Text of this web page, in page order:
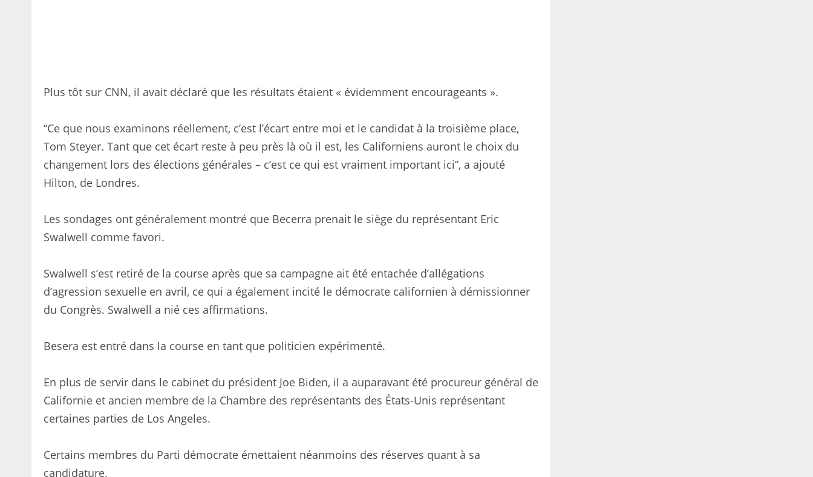
Plus tôt sur CNN, il avait déclaré que les résultats étaient « évidemment encourageants ».
“Ce que nous examinons réellement, c’est l’écart entre moi et le candidat à la troisième place,
Tom Steyer. Tant que cet écart reste à peu près là où il est, les Californiens auront le choix du
changement lors des élections générales – c’est ce qui est vraiment important ici”, a ajouté
Hilton, de Londres.
Les sondages ont généralement montré que Becerra prenait le siège du représentant Eric
Swalwell comme favori.
Swalwell s’est retiré de la course après que sa campagne ait été entachée d’allégations
d’agression sexuelle en avril, ce qui a également incité le démocrate californien à démissionner
du Congrès. Swalwell a nié ces affirmations.
Besera est entré dans la course en tant que politicien expérimenté.
En plus de servir dans le cabinet du président Joe Biden, il a auparavant été procureur général de
Californie et ancien membre de la Chambre des représentants des États-Unis représentant
certaines parties de Los Angeles.
Certains membres du Parti démocrate émettaient néanmoins des réserves quant à sa
candidature.